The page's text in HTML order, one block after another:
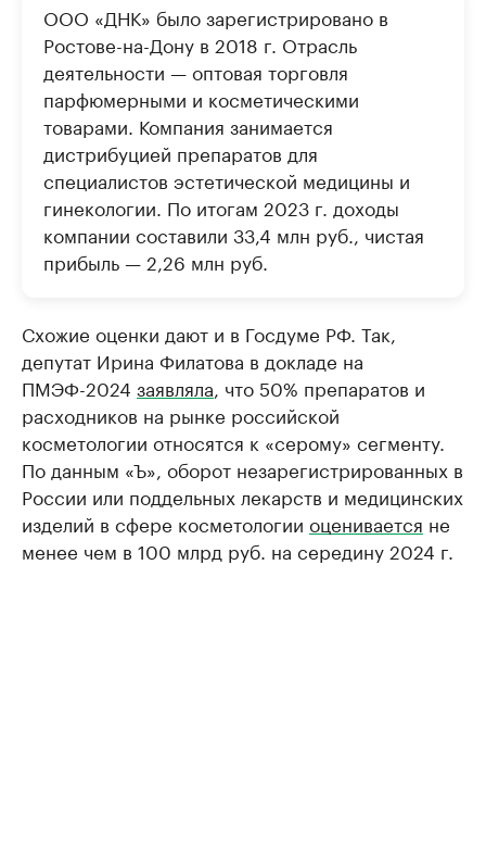
ООО «ДНК» было зарегистрировано в
Ростове-на-Дону в 2018 г. Отрасль
деятельности — оптовая торговля
парфюмерными и косметическими
товарами. Компания занимается
дистрибуцией препаратов для
специалистов эстетической медицины и
гинекологии. По итогам 2023 г. доходы
компании составили 33,4 млн руб., чистая
прибыль — 2,26 млн руб.
Схожие оценки дают и в Госдуме РФ. Так,
депутат Ирина Филатова в докладе на
ПМЭФ-2024 заявляла , что 50% препаратов и
расходников на рынке российской
косметологии относятся к «серому» сегменту.
По данным «Ъ», оборот незарегистрированных в
России или поддельных лекарств и медицинских
изделий в сфере косметологии оценивается не
менее чем в 100 млрд руб. на середину 2024 г.